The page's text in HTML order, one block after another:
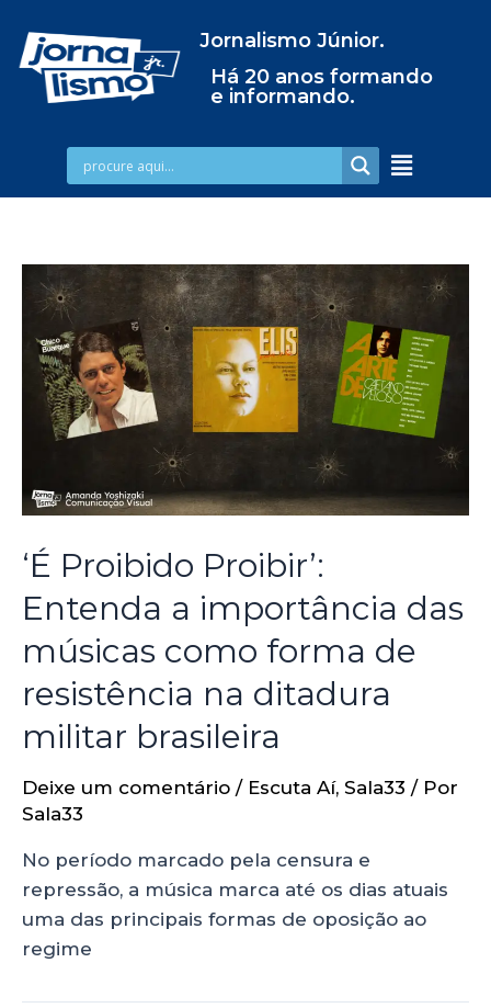
Jornalismo Júnior.
Há 20 anos formando
e informando.
‘É Proibido Proibir’:
Entenda a importância das
músicas como forma de
resistência na ditadura
militar brasileira
Deixe um comentário / Escuta Aí, Sala33 / Por
Sala33
No período marcado pela censura e
repressão, a música marca até os dias atuais
uma das principais formas de oposição ao
regime